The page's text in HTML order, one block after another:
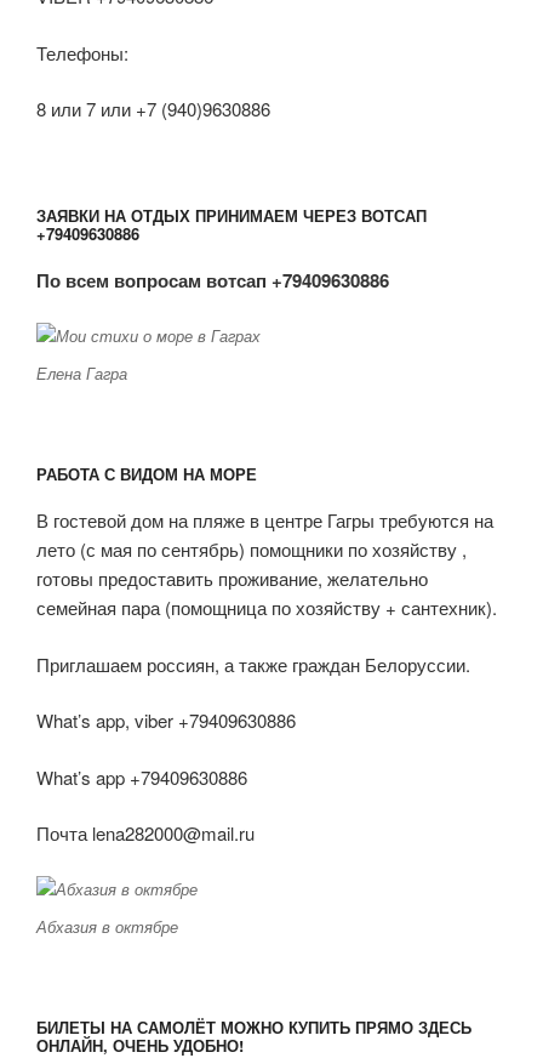
Телефоны:
8 или 7 или +7 (940)9630886
ЗАЯВКИ НА ОТДЫХ ПРИНИМАЕМ ЧЕРЕЗ ВОТСАП
+79409630886
По всем вопросам вотсап +79409630886
Елена Гагра
РАБОТА С ВИДОМ НА МОРЕ
В гостевой дом на пляже в центре Гагры требуются на
лето (с мая по сентябрь) помощники по хозяйству ,
готовы предоставить проживание, желательно
семейная пара (помощница по хозяйству + сантехник).
Приглашаем россиян, а также граждан Белоруссии.
What’s app, viber +79409630886
What’s app +79409630886
Почта lena282000@mail.ru
Абхазия в октябре
БИЛЕТЫ НА САМОЛЁТ МОЖНО КУПИТЬ ПРЯМО ЗДЕСЬ
ОНЛАЙН, ОЧЕНЬ УДОБНО!